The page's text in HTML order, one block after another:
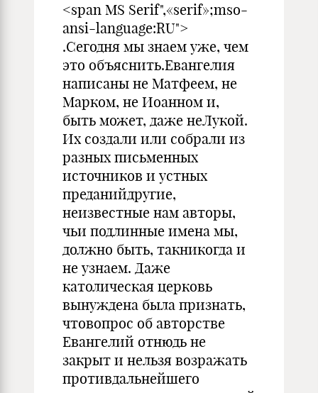
<span MS Serif",«serif»;mso-
ansi-language:RU">
.Сегодня мы знаем уже, чем
это объяснить.Евангелия
написаны не Матфеем, не
Марком, не Иоанном и,
быть может, даже неЛукой.
Их создали или собрали из
разных письменных
источников и устных
преданийдругие,
неизвестные нам авторы,
чьи подлинные имена мы,
должно быть, такникогда и
не узнаем. Даже
католическая церковь
вынуждена была признать,
чтовопрос об авторстве
Евангелий отнюдь не
закрыт и нельзя возражать
противдальнейшего